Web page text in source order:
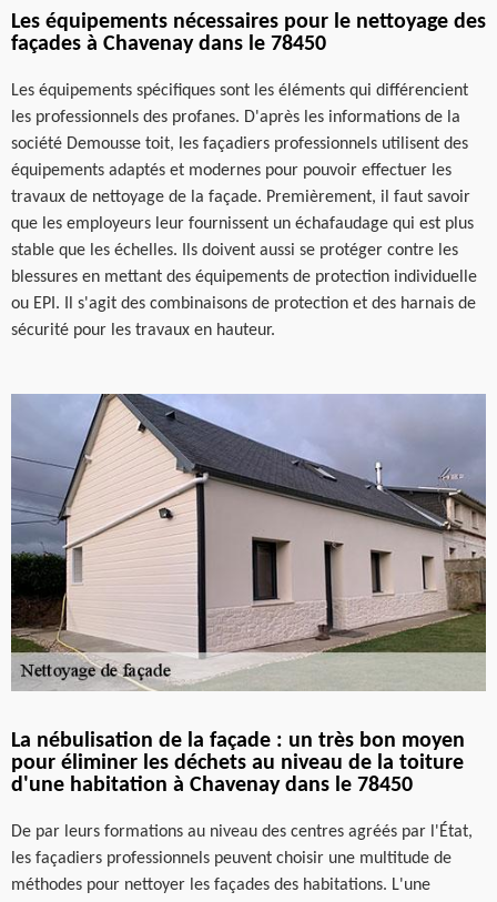
Les équipements nécessaires pour le nettoyage des
façades à Chavenay dans le 78450
Les équipements spécifiques sont les éléments qui différencient
les professionnels des profanes. D'après les informations de la
société Demousse toit, les façadiers professionnels utilisent des
équipements adaptés et modernes pour pouvoir effectuer les
travaux de nettoyage de la façade. Premièrement, il faut savoir
que les employeurs leur fournissent un échafaudage qui est plus
stable que les échelles. Ils doivent aussi se protéger contre les
blessures en mettant des équipements de protection individuelle
ou EPI. Il s'agit des combinaisons de protection et des harnais de
sécurité pour les travaux en hauteur.
La nébulisation de la façade : un très bon moyen
pour éliminer les déchets au niveau de la toiture
d'une habitation à Chavenay dans le 78450
De par leurs formations au niveau des centres agréés par l'État,
les façadiers professionnels peuvent choisir une multitude de
méthodes pour nettoyer les façades des habitations. L'une